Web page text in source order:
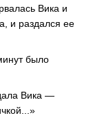
Вика и
и раздался ее
было
Вика —